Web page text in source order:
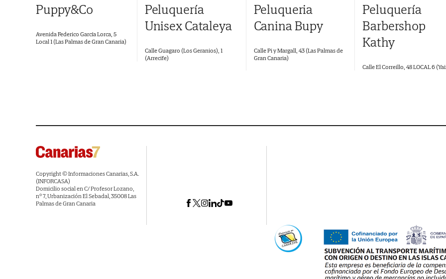
Puppy&Co
Avenida Federico García Lorca, 5
Local 1 (Las Palmas de Gran Canaria)
Peluquería
Unisex Cataleya
Calle Guagaro (Los Geranios), 1
(Arrecife)
Peluqueria
Canina Bupy
Calle Pi y Margall, 43 (Las Palmas de
Gran Canaria)
Peluquería
Barbershop
Kathy
Calle El Correillo, 48 LOCAL 6
Copyright © Informaciones Canarias, S.A.
(INFORCASA)
Domicilio social en C/ Profesor Lozano,
nº 7, Urbanización El Sebadal, 35008 Las
Palmas de Gran Canaria